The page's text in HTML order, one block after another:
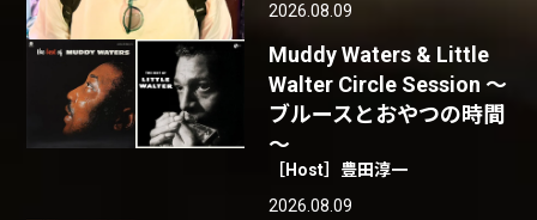
2026.08.09
Muddy Waters & Little
Walter Circle Session ～
ブルースとおやつの時間
～
［Host］豊田淳一
2026.08.09